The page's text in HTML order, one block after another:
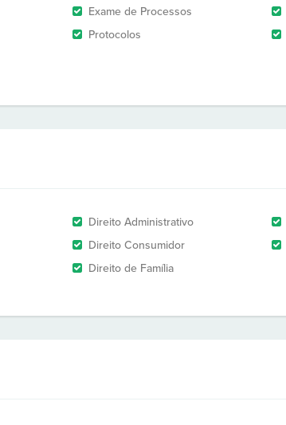
Exame de Processos
Protocolos
Direito Administrativo
Direito Consumidor
Direito de Família